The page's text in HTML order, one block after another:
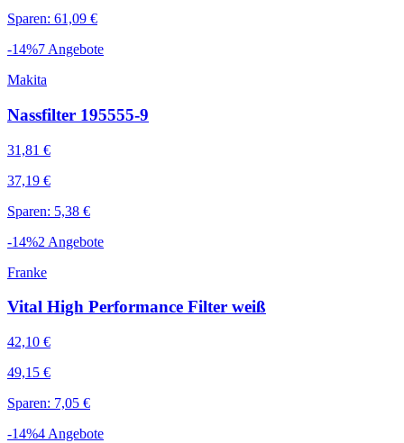
Sparen: 61,09 €
-14%7 Angebote
Makita
Nassfilter 195555-9
31,81 €
37,19 €
Sparen: 5,38 €
-14%2 Angebote
Franke
Vital High Performance Filter weiß
42,10 €
49,15 €
Sparen: 7,05 €
-14%4 Angebote